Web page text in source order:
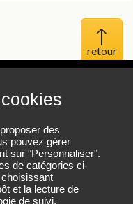
des
pouvez gérer
sur "Personnaliser".
de catégories ci-
et la lecture de
de suivi.
Haut